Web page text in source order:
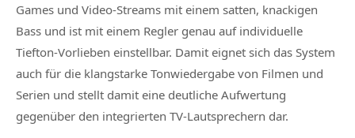
Games und Video-Streams mit einem satten, knackigen
Bass und ist mit einem Regler genau auf individuelle
Tiefton-Vorlieben einstellbar. Damit eignet sich das System
auch für die klangstarke Tonwiedergabe von Filmen und
Serien und stellt damit eine deutliche Aufwertung
gegenüber den integrierten TV-Lautsprechern dar.